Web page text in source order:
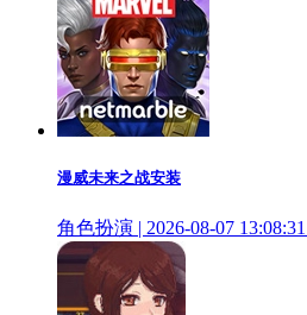
漫威未来之战安装
角色扮演 | 2026-08-07 13:08:31